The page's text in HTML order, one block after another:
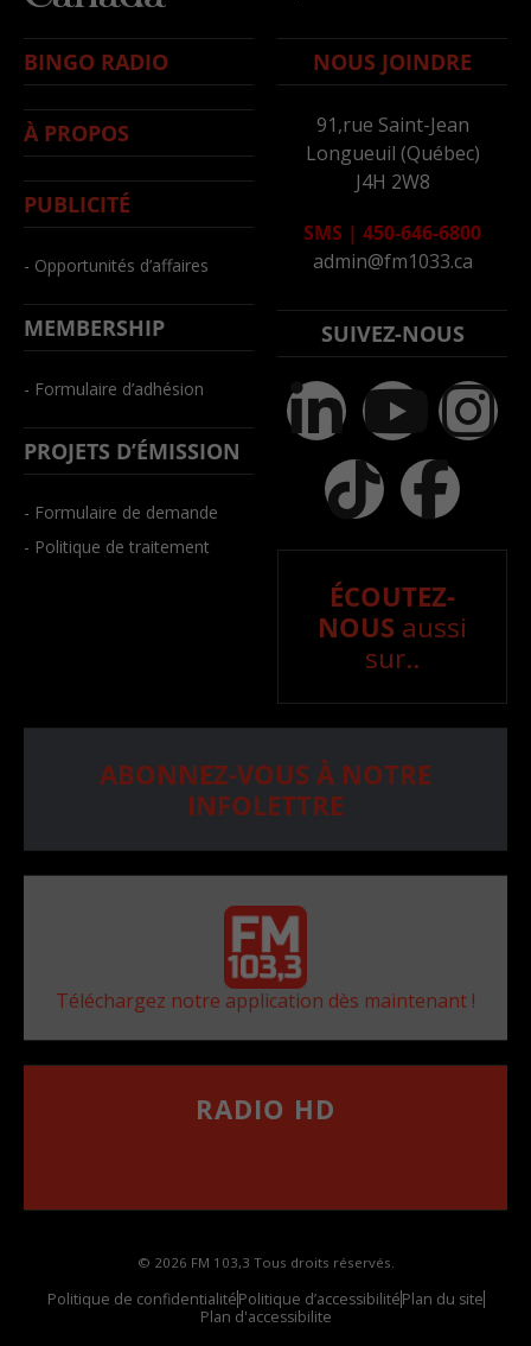
BINGO RADIO
À PROPOS
PUBLICITÉ
- Opportunités d’affaires
MEMBERSHIP
- Formulaire d’adhésion
PROJETS D’ÉMISSION
- Formulaire de demande
- Politique de traitement
NOUS JOINDRE
91,rue Saint-Jean
Longueuil (Québec)
J4H 2W8
SMS | 450-646-6800
admin@fm1033.ca
SUIVEZ-NOUS
ÉCOUTEZ-
NOUS aussi
sur..
ABONNEZ-VOUS À NOTRE
INFOLETTRE
Téléchargez notre application dès maintenant !
RADIO HD
© 2026 FM 103,3 Tous droits réservés.
Politique de confidentialitéPolitique d’accessibilitéPlan du site
Plan d'accessibilite